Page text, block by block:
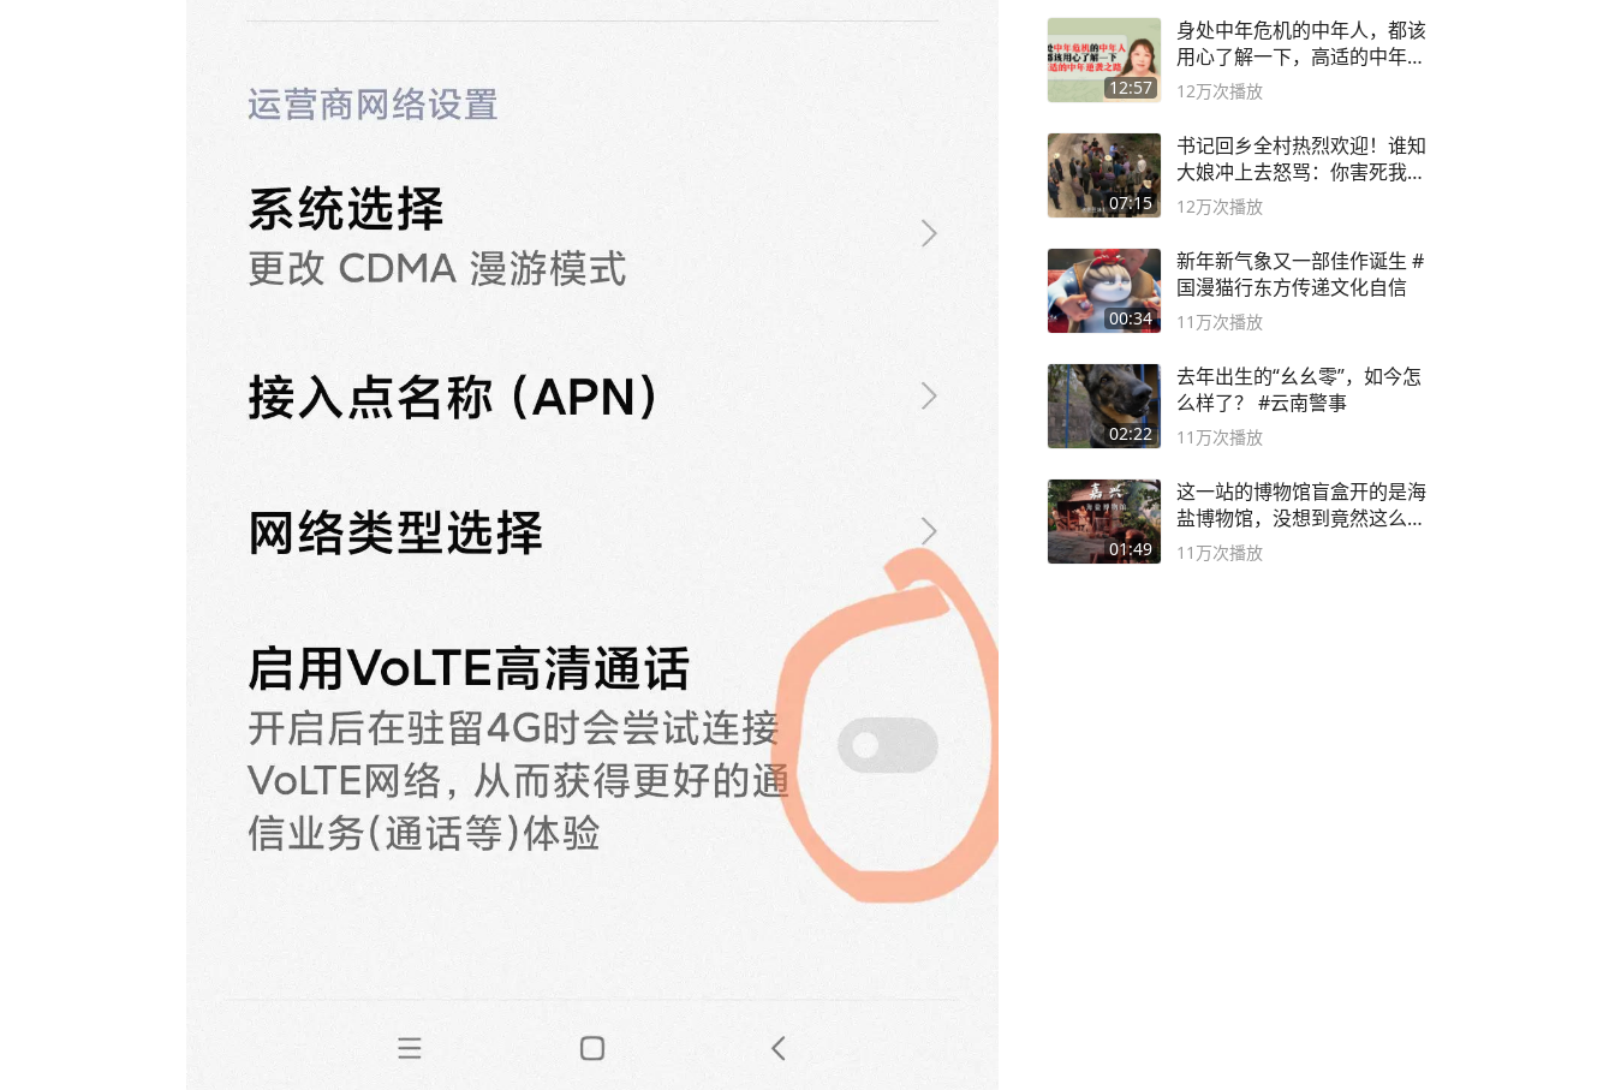
12:57
身处中年危机的中年人，都该
用心了解一下，高适的中年逆
袭之路
12万次播放
07:15
书记回乡全村热烈欢迎！谁知
大娘冲上去怒骂：你害死我儿
子
12万次播放
00:34
新年新气象又一部佳作诞生 #
国漫猫行东方传递文化自信
11万次播放
02:22
去年出生的“幺幺零”，如今怎
么样了？ #云南警事
11万次播放
01:49
这一站的博物馆盲盒开的是海
盐博物馆，没想到竟然这么好
逛！
11万次播放